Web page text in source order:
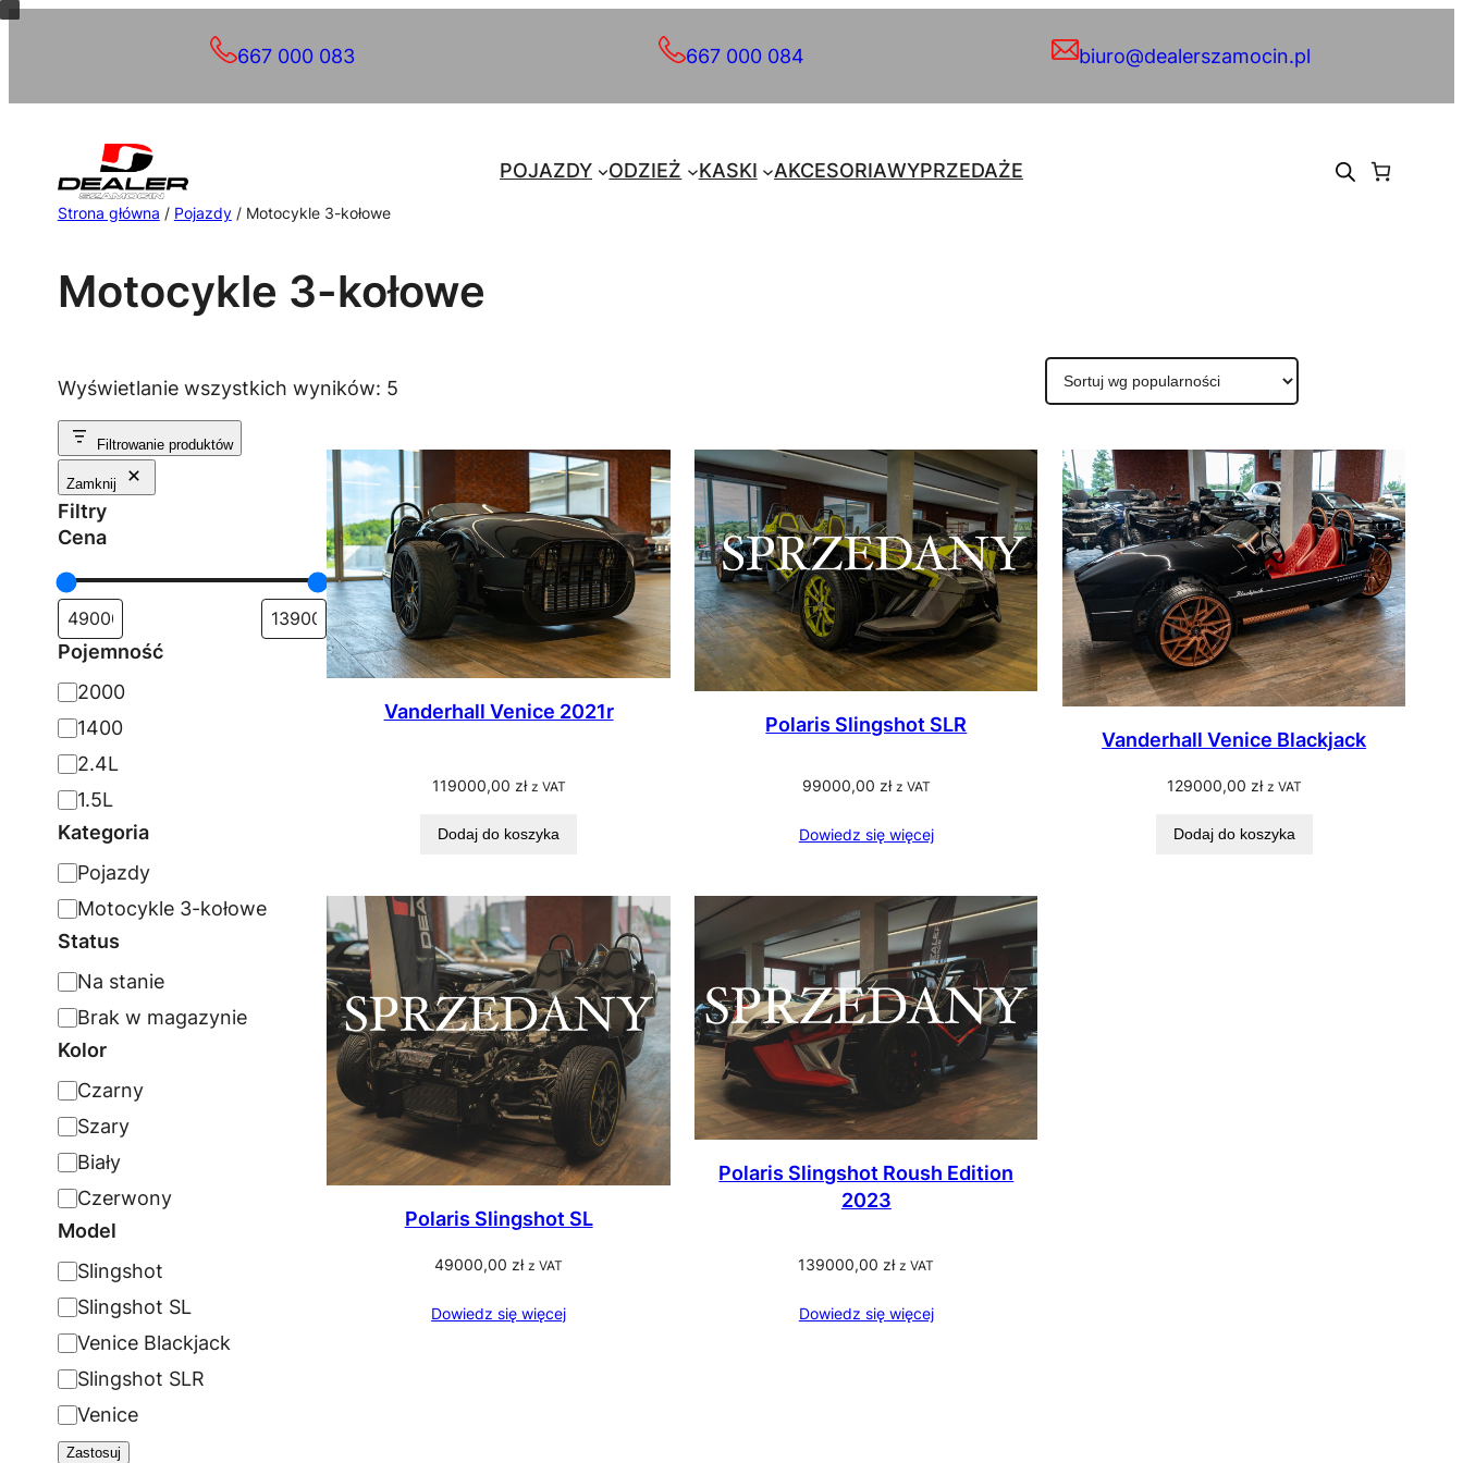
667 000 083 667 000 084 biuro@dealerszamocin.pl
POJAZDY ODZIEŻ KASKI AKCESORIAWYPRZEDAŻE
Strona główna / Pojazdy/ Motocykle 3-kołowe
Motocykle 3-kołowe
Wyświetlanie wszystkich wyników: 5Posortowane
popularności
Filtrowanie produktów
Zamknij
Filtry
Cena
Pojemność
P
o
j
e
m
o
ś
ć
2000
1400
2.4L
1.5L
Kategoria
K
a
t
e
o
i
a
Pojazdy
Motocykle 3-kołowe
Status
S
t
a
t
s
Na stanie
Brak w magazynie
Kolor
K
o
l
o
r
Czarny
Szary
Biały
Czerwony
Model
M
o
d
e
l
Slingshot
Slingshot SL
Venice Blackjack
Slingshot SLR
Venice
Zastosuj
Vanderhall Venice 2021r
119000,00 zł z VAT
Dodaj do koszyka
Polaris Slingshot SLR
99000,00 zł z VAT
Dowiedz się więcej
Vanderhall Venice Blackjack
129000,00 zł z VAT
Dodaj do koszyka
Polaris Slingshot SL
49000,00 zł z VAT
Dowiedz się więcej
Polaris Slingshot Roush Edition
2023
139000,00 zł z VAT
Dowiedz się więcej